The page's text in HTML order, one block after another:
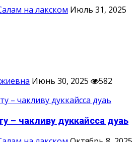
на лакском Июль 31, 2025
Июнь 30, 2025 582
– чакливу дуккайсса дуаь